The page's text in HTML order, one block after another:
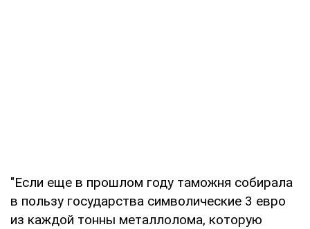
"Если еще в прошлом году таможня собирала
в пользу государства символические 3 евро
из каждой тонны металлолома, которую